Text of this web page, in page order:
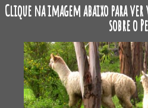
Clique na imagem abaixo para
sobre o